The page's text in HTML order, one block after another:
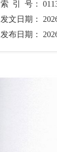
索 引 号：
发文日期：
发布日期：